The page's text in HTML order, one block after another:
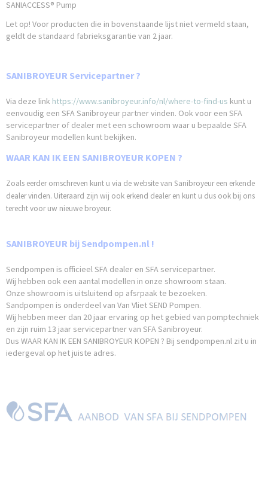
SANIACCESS® Pump
Let op! Voor producten die in bovenstaande lijst niet vermeld staan,
geldt de standaard fabrieksgarantie van 2 jaar.
SANIBROYEUR Servicepartner ?
Via deze link https://www.sanibroyeur.info/nl/where-to-find-us kunt u
eenvoudig een SFA Sanibroyeur partner vinden. Ook voor een SFA
servicepartner of dealer met een schowroom waar u bepaalde SFA
Sanibroyeur modellen kunt bekijken.
WAAR KAN IK EEN SANIBROYEUR KOPEN ?
Zoals eerder omschreven kunt u via de website van Sanibroyeur een erkende
dealer vinden. Uiteraard zijn wij ook erkend dealer en kunt u dus ook bij ons
terecht voor uw nieuwe broyeur.
SANIBROYEUR bij Sendpompen.nl !
Sendpompen is officieel SFA dealer en SFA servicepartner.
Wij hebben ook een aantal modellen in onze showroom staan.
Onze showroom is uitsluitend op afsrpaak te bezoeken.
Sandpompen is onderdeel van Van Vliet SEND Pompen.
Wij hebben meer dan 20 jaar ervaring op het gebied van pomptechniek
en zijn ruim 13 jaar servicepartner van SFA Sanibroyeur.
Dus WAAR KAN IK EEN SANIBROYEUR KOPEN ? Bij sendpompen.nl zit u in
iedergeval op het juiste adres.